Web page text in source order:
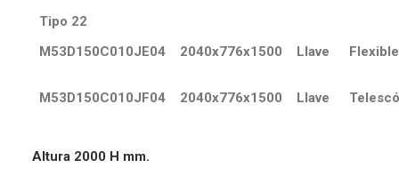
Tipo 22
M53D150C010JE04
2040x776x1500 Llave Flexible
M53D150C010JF04 2040x776x1500 Llave
Altura 2000 H mm.